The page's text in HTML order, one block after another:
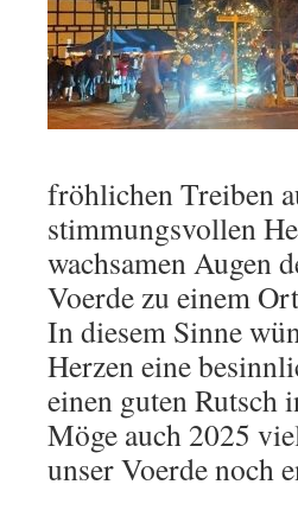
fröhlichen Treiben
stimmungsvollen
wachsamen Augen
Voerde zu einem
In diesem Sinne
Herzen eine
einen guten Rutsch
Möge auch 2025
unser Voerde noch